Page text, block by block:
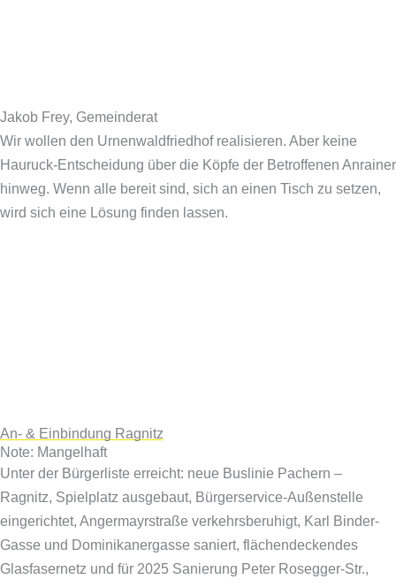
Jakob Frey, Gemeinderat
Wir wollen den Urnenwaldfriedhof realisieren. Aber keine
Hauruck-Entscheidung über die Köpfe der Betroffenen Anrainer
hinweg. Wenn alle bereit sind, sich an einen Tisch zu setzen,
wird sich eine Lösung finden lassen.
An- & Einbindung Ragnitz
Note: Mangelhaft
Unter der Bürgerliste erreicht: neue Buslinie Pachern –
Ragnitz, Spielplatz ausgebaut, Bürgerservice-Außenstelle
eingerichtet, Angermayrstraße verkehrsberuhigt, Karl Binder-
Gasse und Dominikanergasse saniert, flächendeckendes
Glasfasernetz und für 2025 Sanierung Peter Rosegger-Str.,